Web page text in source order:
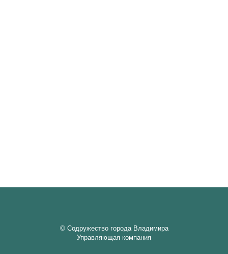
© Содружество города Владимира
Управляющая компания